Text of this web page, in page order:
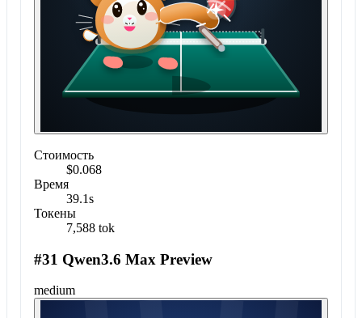
Стоимость
$0.068
Время
39.1s
Токены
7,588 tok
#31 Qwen3.6 Max Preview
medium